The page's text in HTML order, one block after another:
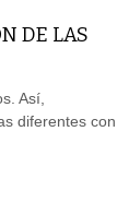
DE LAS
Así,
diferentes con